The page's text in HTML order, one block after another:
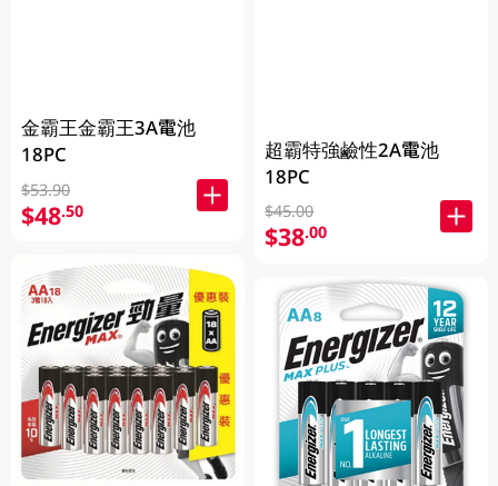
金霸王金霸王3A電池
18PC
$53.90
$48.50
超霸特強鹼性2A電池
18PC
$45.00
$38.00